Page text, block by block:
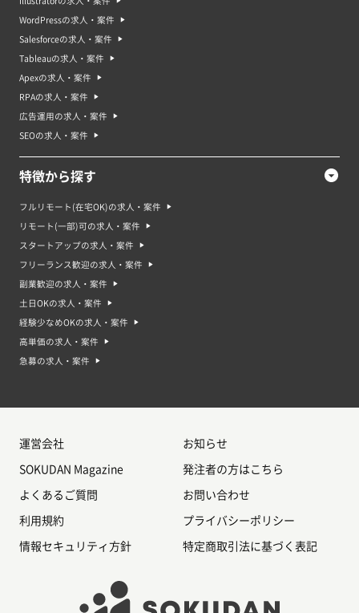
WordPressの求人・案件
Salesforceの求人・案件
Tableauの求人・案件
Apexの求人・案件
RPAの求人・案件
広告運用の求人・案件
SEOの求人・案件
特徴から探す
フルリモート(在宅OK)の求人・案件
リモート(一部)可の求人・案件
スタートアップの求人・案件
フリーランス歓迎の求人・案件
副業歓迎の求人・案件
土日OKの求人・案件
経験少なめOKの求人・案件
高単価の求人・案件
急募の求人・案件
運営会社 お知らせ
SOKUDAN Magazine 発注者の方はこちら
よくあるご質問 お問い合わせ
利用規約 プライバシーポリシー
情報セキュリティ方針 特定商取引法に基づく表記